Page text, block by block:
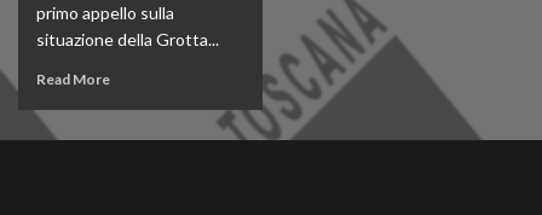
primo appello sulla
situazione della Grotta...
Read More